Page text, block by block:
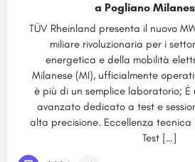
a Pogliano
TÜV Rheinland presenta il nuovo
miliare rivoluzionaria per i
energetica e della mobilità
Milanese (MI), ufficialmente
è più di un semplice laboratorio;
avanzato dedicato a test e
alta precisione. Eccellenza
Test […]